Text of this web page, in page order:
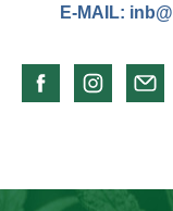
E-MAIL: